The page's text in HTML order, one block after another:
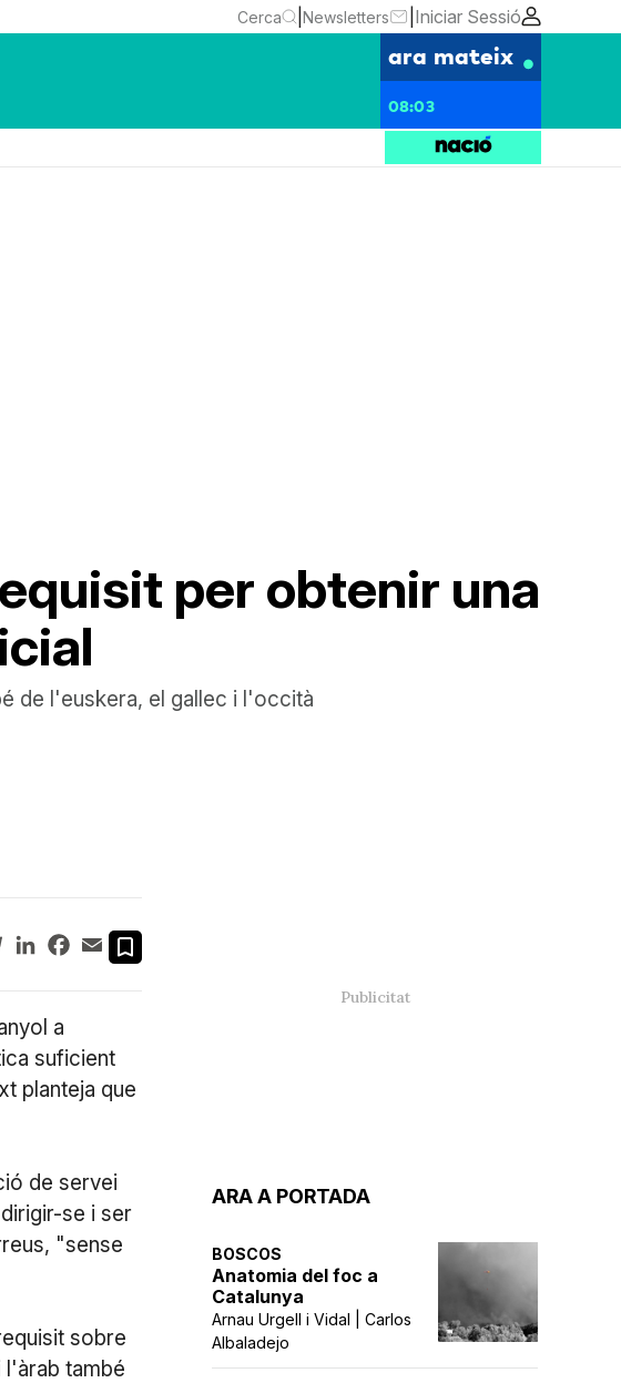
Cerca Newsletters Iniciar Sessió
ara mateix
08:03
per obtenir una
de l'euskera, el gallec i l'occità
ARA A PORTADA
BOSCOS
Anatomia del foc a
Catalunya
Arnau Urgell i Vidal | Carlos
Albaladejo
TelegramLinkedInFacebook
Email
a
suficient
planteja que
de servei
se i ser
"sense
sobre
també